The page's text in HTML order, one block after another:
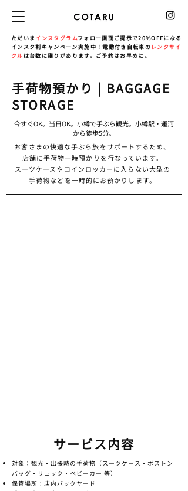
ただいま インスタグラムフォロー画面ご提示で20%OFFになる
インスタ割キャンペーン実施中！電動付き自転車の レンタサイ
クル は台数に限りがあります。ご予約はお早めに。
手荷物預かり | BAGGAGE
STORAGE
今すぐOK。当日OK。小樽で手ぶら観光。小樽駅・運河
から徒歩5分。
お客さまの快適な手ぶら旅をサポートするため、
店舗に手荷物一時預かりを行なっています。
スーツケースやコインロッカーに入らない大型の
手荷物などを一時的にお預かりします。
サービス内容
対象：観光・出張時の手荷物（スーツケース・ボストン
バッグ・リュック・ベビーカー 等）
保管場所：店内バックヤード